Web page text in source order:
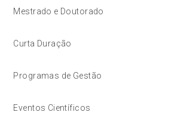
Mestrado e Doutorado
Curta Duração
Programas de Gestão
Eventos Científicos